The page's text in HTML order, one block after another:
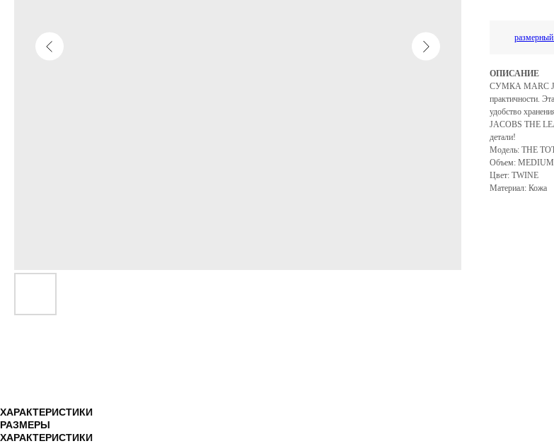
ОПИСАНИЕ
СУМКА MARC
практичности.
удобство
JACOBS THE
детали!
Модель: THE
Объем: MEDIUM
Цвет: TWINE
Материал: Кожа
ХАРАКТЕРИСТИКИ
РАЗМЕРЫ
ХАРАКТЕРИСТИКИ